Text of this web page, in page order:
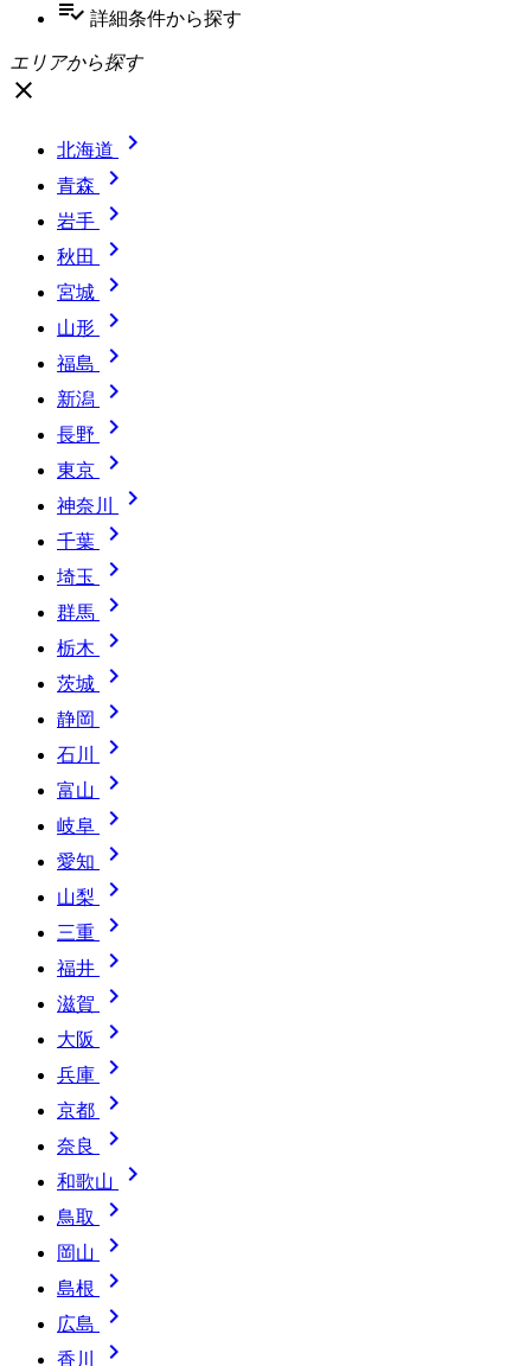
playlist_add_check 詳細条件から探す
エリアから探す
close
北海道 
青森 
岩手 
秋田 
宮城 
山形 
福島 
新潟 
長野 
東京 
神奈川 
千葉 
埼玉 
群馬 
栃木 
茨城 
静岡 
石川 
富山 
岐阜 
愛知 
山梨 
三重 
福井 
滋賀 
大阪 
兵庫 
京都 
奈良 
和歌山 
鳥取 
岡山 
島根 
広島 
香川 